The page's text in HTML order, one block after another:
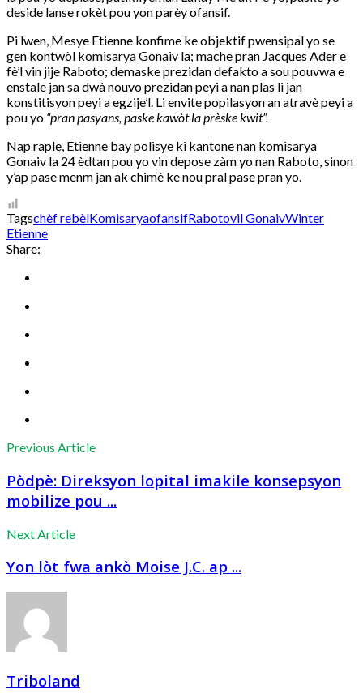
deside lanse rokèt pou yon parèy ofansif.
Pi lwen, Mesye Etienne konfime ke objektif pwensipal yo se
gen kontwòl komisarya Gonaiv la; mache pran Jacques Ader e
fè’l vin jije Raboto; demaske prezidan defakto a sou pouvwa e
enstale jan sa dwà nouvo prezidan peyi a nan plas li jan
konstitisyon peyi a egzije’l. Li envite popilasyon an atravè peyi a
pou yo “pran pasyans, paske kawòt la prèske kwit”.
Nap raple, Etienne bay polisye ki kantone nan komisarya
Gonaiv la 24 èdtan pou yo vin depose zàm yo nan Raboto, sinon
y’ap pase menm jan ak chimè ke nou pral pase pran yo.
Tagschèf rebèlKomisaryaofansifRabotovil GonaivWinter
Etienne
Share:
Previous Article
Pòdpè: Direksyon lopital imakile konsepsyon
mobilize pou ...
Next Article
Yon lòt fwa ankò Moise J.C. ap ...
Triboland